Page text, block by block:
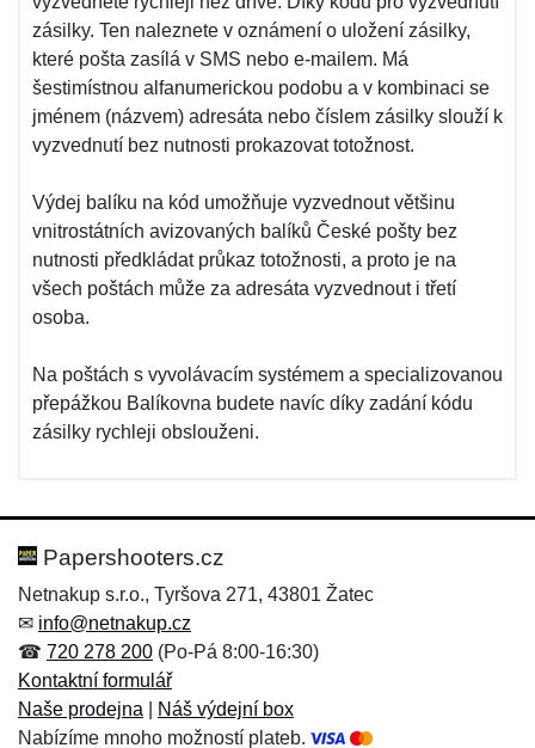
zásilky. Ten naleznete v oznámení o uložení zásilky,
které pošta zasílá v SMS nebo e-mailem. Má
šestimístnou alfanumerickou podobu a v kombinaci se
jménem (názvem) adresáta nebo číslem zásilky slouží k
vyzvednutí bez nutnosti prokazovat totožnost.
Výdej balíku na kód umožňuje vyzvednout většinu
vnitrostátních avizovaných balíků České pošty bez
nutnosti předkládat průkaz totožnosti, a proto je na
všech poštách může za adresáta vyzvednout i třetí
osoba.
Na poštách s vyvolávacím systémem a specializovanou
přepážkou Balíkovna budete navíc díky zadání kódu
zásilky rychleji obslouženi.
Papershooters.cz
Netnakup s.r.o., Tyršova 271, 43801 Žatec
✉ info@netnakup.cz
☎ 720 278 200 (Po-Pá 8:00-16:30)
Kontaktní formulář
Naše prodejna
Náš výdejní box
Nabízíme mnoho možností plateb.